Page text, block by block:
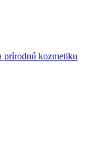
prírodnú kozmetiku